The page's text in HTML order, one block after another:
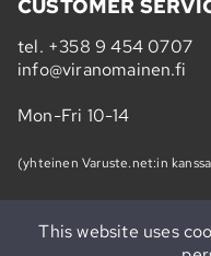
CUSTOMER
tel. +358 9 454 0707
info@viranomainen.fi
Mon-Fri 10-14
(yhteinen Varuste.net:in
This website uses